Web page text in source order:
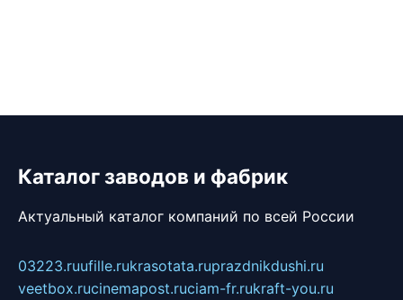
Каталог заводов и фабрик
Актуальный каталог компаний по всей России
03223.ruufille.rukrasotata.ruprazdnikdushi.ru
veetbox.rucinemapost.ruciam-fr.rukraft-you.ru